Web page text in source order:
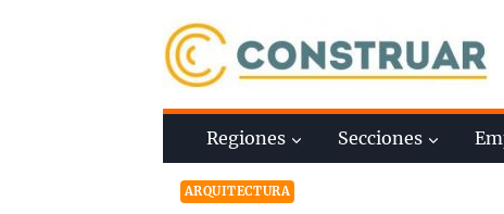
Regiones Secciones
ARQUITECTURA